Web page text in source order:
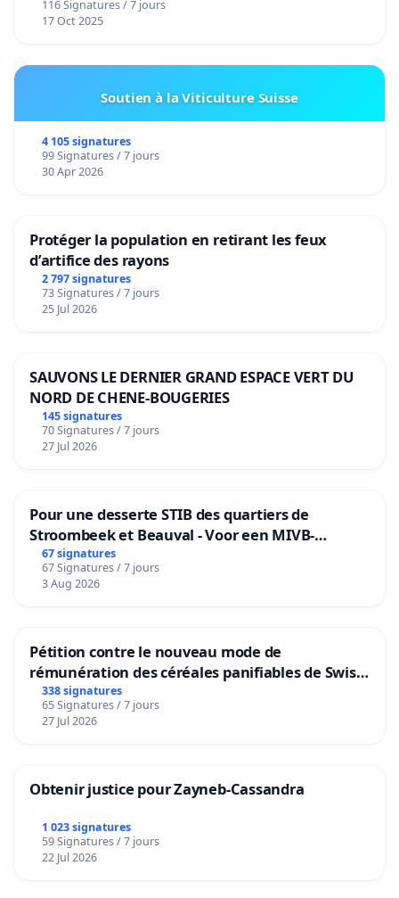
116 Signatures / 7 jours
17 Oct 2025
Soutien à la Viticulture Suisse
4 105 signatures
99 Signatures / 7 jours
30 Apr 2026
Protéger la population en retirant les feux
d’artifice des rayons
2 797 signatures
73 Signatures / 7 jours
25 Jul 2026
SAUVONS LE DERNIER GRAND ESPACE VERT DU
NORD DE CHENE-BOUGERIES
145 signatures
70 Signatures / 7 jours
27 Jul 2026
Pour une desserte STIB des quartiers de
Stroombeek et Beauval - Voor een MIVB-
bediening van de wijken Strombeek en Het
Voor
67 signatures
67 Signatures / 7 jours
3 Aug 2026
Pétition contre le nouveau mode de
rémunération des céréales panifiables de Swiss
granum basé sur la teneur en protéines
338 signatures
65 Signatures / 7 jours
27 Jul 2026
Obtenir justice pour Zayneb-Cassandra
1 023 signatures
59 Signatures / 7 jours
22 Jul 2026